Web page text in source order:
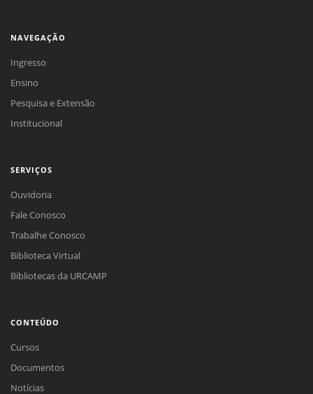
NAVEGAÇÃO
Ingresso
Ensino
Pesquisa e Extensão
Institucional
SERVIÇOS
Ouvidoria
Fale Conosco
Trabalhe Conosco
Biblioteca Virtual
Bibliotecas da URCAMP
CONTEÚDO
Cursos
Documentos
Notícias